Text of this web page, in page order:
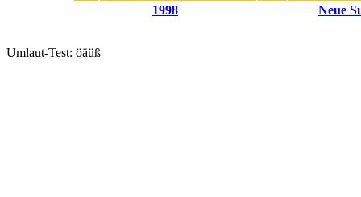
1998 Neue
Umlaut-Test: öäüß